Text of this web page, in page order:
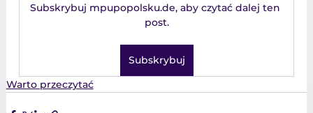
Subskrybuj mpupopolsku.de, aby czytać dalej ten
post.
Subskrybuj
Warto przeczytać